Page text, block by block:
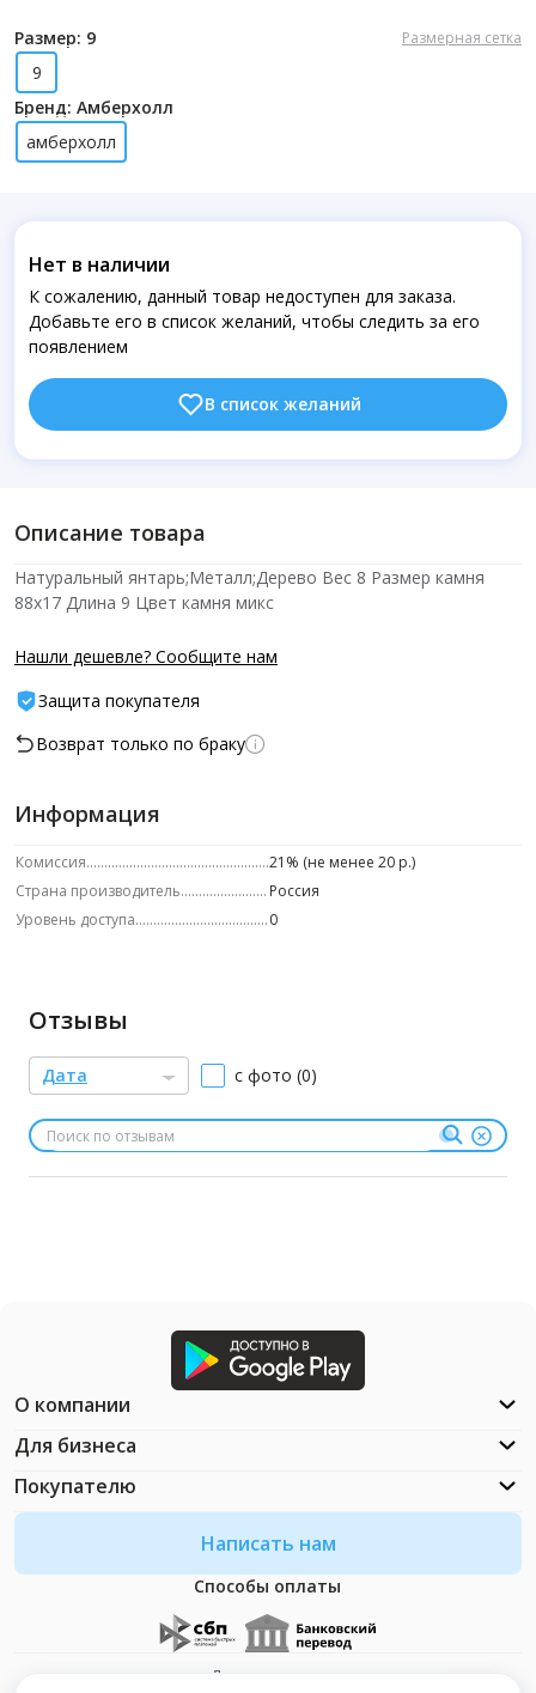
Размер: 9 Размерная сетка
9
Бренд: Амберхолл
амберхолл
Нет в наличии
К сожалению, данный товар недоступен для заказа.
Добавьте его в список желаний, чтобы следить за его
появлением
В список желаний
Описание товара
Натуральный янтарь;Металл;Дерево Вес 8 Размер камня
88х17 Длина 9 Цвет камня микс
Нашли дешевле? Сообщите нам
Защита покупателя
Возврат только по браку
Информация
Комиссия
21% (не менее 20 р.)
Страна производитель
Россия
Уровень доступа
0
Отзывы
Дата с фото (0)
Написать нам
Способы оплаты
О компании
Для бизнеса
Покупателю
Документация